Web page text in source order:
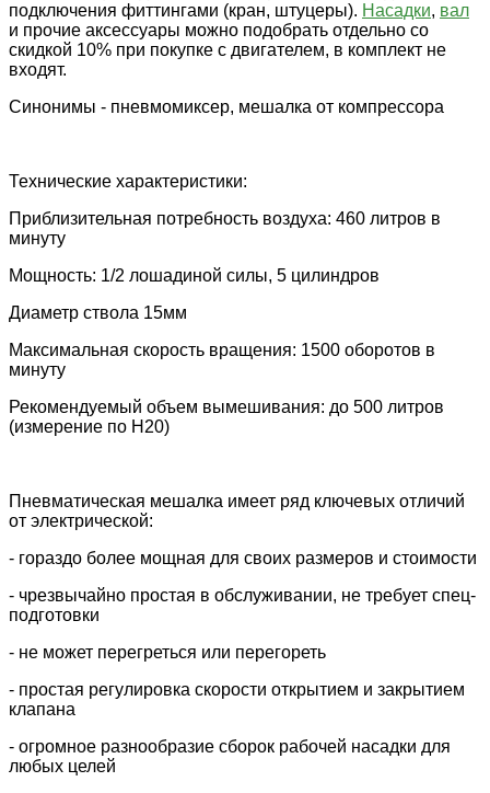
подключения фиттингами (кран, штуцеры). Насадки, вал
и прочие аксессуары можно подобрать отдельно со
скидкой 10% при покупке с двигателем, в комплект не
входят.
Синонимы - пневмомиксер, мешалка от компрессора
Технические характеристики:
Приблизительная потребность воздуха: 460 литров в
минуту
Мощность: 1/2 лошадиной силы, 5 цилиндров
Диаметр ствола 15мм
Максимальная скорость вращения: 1500 оборотов в
минуту
Рекомендуемый объем вымешивания: до 500 литров
(измерение по Н20)
Пневматическая мешалка имеет ряд ключевых отличий
от электрической:
- гораздо более мощная для своих размеров и стоимости
- чрезвычайно простая в обслуживании, не требует спец-
подготовки
- не может перегреться или перегореть
- простая регулировка скорости открытием и закрытием
клапана
- огромное разнообразие сборок рабочей насадки для
любых целей